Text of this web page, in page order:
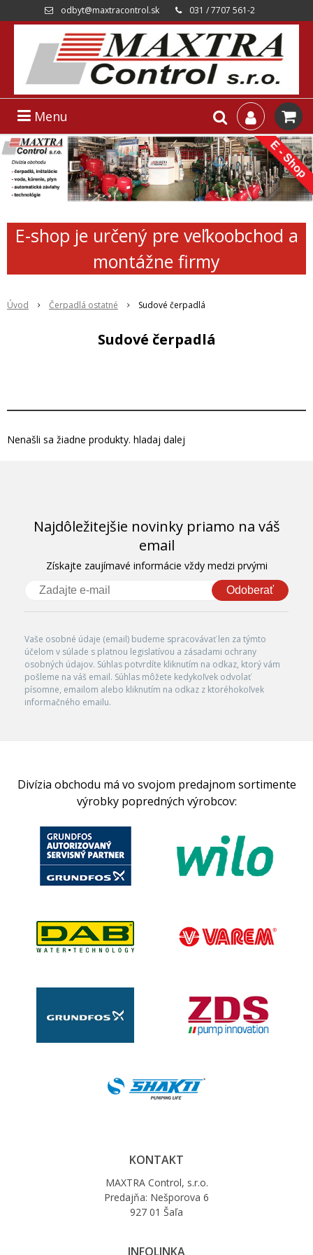
odbyt@maxtracontrol.sk 031 / 7707 561-2
Menu
E-shop je určený pre veľkoobchod a
montážne firmy
Úvod Čerpadlá ostatné Sudové čerpadlá
Sudové čerpadlá
Nenašli sa žiadne produkty. hladaj dalej
Najdôležitejšie novinky priamo na váš
email
Získajte zaujímavé informácie vždy medzi prvými
Odoberať
Vaše osobné údaje (email) budeme spracovávať len za týmto
účelom v súlade s platnou legislatívou a zásadami ochrany
osobných údajov. Súhlas potvrdíte kliknutím na odkaz, ktorý vám
pošleme na váš email. Súhlas môžete kedykoľvek odvolať
písomne, emailom alebo kliknutím na odkaz z ktoréhokoľvek
informačného emailu.
Divízia obchodu má vo svojom predajnom sortimente
výrobky popredných výrobcov:
KONTAKT
MAXTRA Control, s.r.o.
Predajňa: Nešporova 6
927 01 Šaľa
INFOLINKA